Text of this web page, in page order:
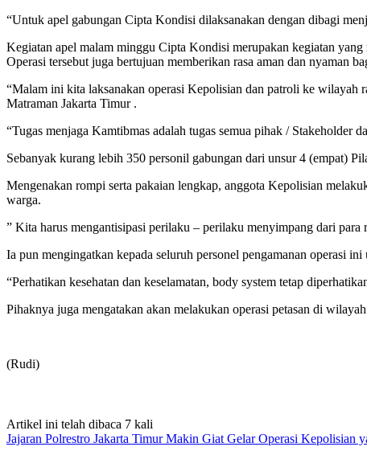
“Untuk apel gabungan Cipta Kondisi dilaksanakan dengan dibagi
Kegiatan apel malam minggu Cipta Kondisi merupakan kegiatan
Operasi tersebut juga bertujuan memberikan rasa aman dan nyaman
“Malam ini kita laksanakan operasi Kepolisian dan patroli ke wilayah
Matraman Jakarta Timur .
“Tugas menjaga Kamtibmas adalah tugas semua pihak / Stakeholder
Sebanyak kurang lebih 350 personil gabungan dari unsur 4 (empat)
Mengenakan rompi serta pakaian lengkap, anggota Kepolisian
warga.
” Kita harus mengantisipasi perilaku – perilaku menyimpang dari
Ia pun mengingatkan kepada seluruh personel pengamanan operasi
“Perhatikan kesehatan dan keselamatan, body system tetap
Pihaknya juga mengatakan akan melakukan operasi petasan di
(Rudi)
Artikel ini telah dibaca 7 kali
Jajaran Polrestro Jakarta Timur Makin Giat Gelar Operasi Kepolisian